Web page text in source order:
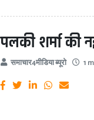
पलकी शर्मा की
समाचार4मीडिया ब्यूरो 1